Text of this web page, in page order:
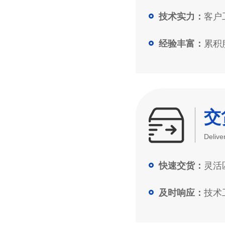
技术实力： 客户
经验丰富： 累积
快速交货： 灵活
及时响应： 技术